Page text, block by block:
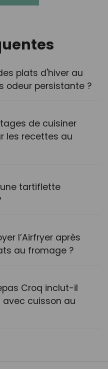
plats d'hiver au
odeur persistante ?
de cuisiner
les recettes au
tartiflette
l’Airfryer après
au fromage ?
Croq inclut-il
cuisson au